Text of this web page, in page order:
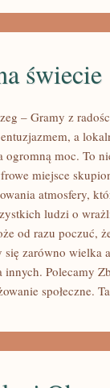
świecie
– Gramy z
a
ogromną moc. To
miejsce
atmosfery,
ludzi o
od razu poczuć,
zarówno wielka
innych. Polecamy
społeczne.